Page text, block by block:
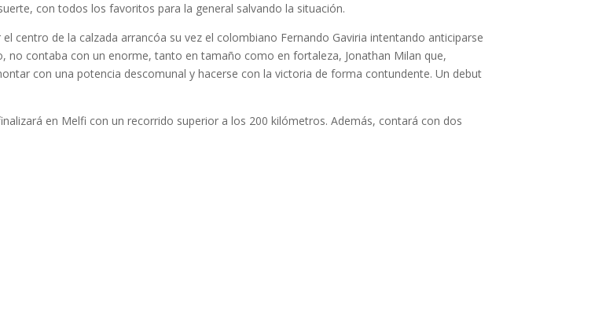
con todos los favoritos para la general salvando la situación.
centro de la calzada arrancóa su vez el colombiano Fernando Gaviria intentando anticiparse
no contaba con un enorme, tanto en tamaño como en fortaleza, Jonathan Milan que,
con una potencia descomunal y hacerse con la victoria de forma contundente. Un debut
en Melfi con un recorrido superior a los 200 kilómetros. Además, contará con dos